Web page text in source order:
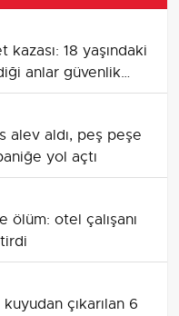
18 yaşındaki
anlar güvenlik
alev aldı, peş peşe
yol açtı
otel çalışanı
çıkarılan 6